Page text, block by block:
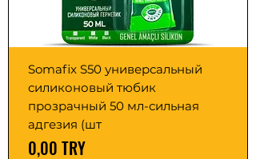
Somafix S50 универсальный
силиконовый тюбик
прозрачный 50 мл-сильная
адгезия (шт
Цена
0,00 TRY